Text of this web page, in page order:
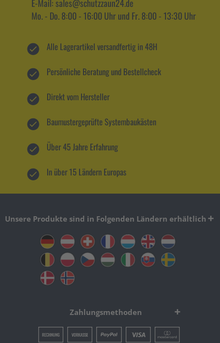
E-Mail: sales@schutzzaun24.de
Mo. - Do. 8:00 - 16:00 Uhr und Fr. 8:00 - 13:30 Uhr
Alle Lagerartikel versandfertig in 48H
Persönliche Beratung und Bestellcheck
Direkt vom Hersteller
Baumustergeprüfte Systembaukästen
Über 45 Jahre Erfahrung
In über 15 Ländern Europas
Unsere Produkte sind in Folgenden Ländern erhältlich
Zahlungsmethoden